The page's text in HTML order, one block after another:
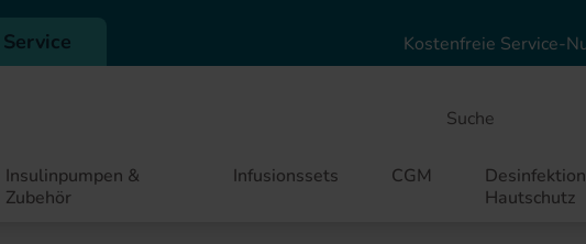
Service Kostenfreie Service-
Suche
Insulinpumpen &
Zubehör
Infusionssets CGM
Hautschutz